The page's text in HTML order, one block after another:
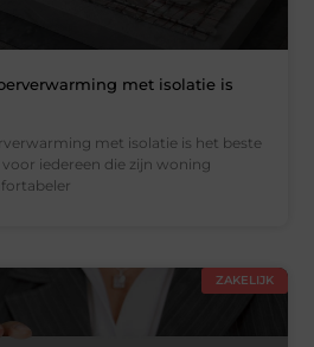
met isolatie is
met isolatie is het beste
iedereen die zijn woning
ZAKELIJK